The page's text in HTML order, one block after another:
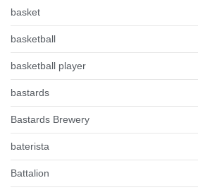
basket
basketball
basketball player
bastards
Bastards Brewery
baterista
Battalion